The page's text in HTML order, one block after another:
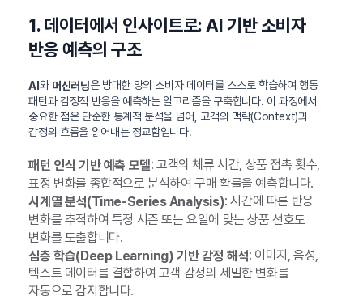
1. 데이터에서 인사이트로: AI 기반 소비자
반응 예측의 구조
AI 와 머신러닝은 방대한 양의 소비자 데이터를 스스로 학습하여 행동
패턴과 감정적 반응을 예측하는 알고리즘을 구축합니다. 이 과정에서
중요한 점은 단순한 통계적 분석을 넘어, 고객의 맥락(Context)과
감정의 흐름을 읽어내는 정교함입니다.
패턴 인식 기반 예측 모델: 고객의 체류 시간, 상품 접촉 횟수,
표정 변화를 종합적으로 분석하여 구매 확률을 예측합니다.
시계열 분석(Time-Series Analysis): 시간에 따른 반응
변화를 추적하여 특정 시즌 또는 요일에 맞는 상품 선호도
변화를 도출합니다.
심층 학습(Deep Learning) 기반 감정 해석: 이미지, 음성,
텍스트 데이터를 결합하여 고객 감정의 세밀한 변화를
자동으로 감지합니다.